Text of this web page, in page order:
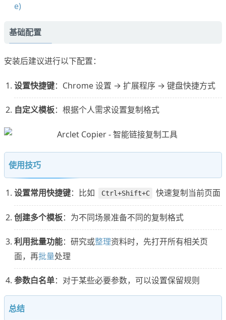
e)
基础配置
安装后建议进行以下配置：
设置快捷键：Chrome 设置 → 扩展程序 → 键盘快捷方式
自定义模板：根据个人需求设置复制格式
使用技巧
设置常用快捷键：比如 Ctrl+Shift+C 快速复制当前页面
创建多个模板：为不同场景准备不同的复制格式
利用批量功能：研究或整理资料时，先打开所有相关页
面，再批量处理
参数白名单：对于某些必要参数，可以设置保留规则
总结